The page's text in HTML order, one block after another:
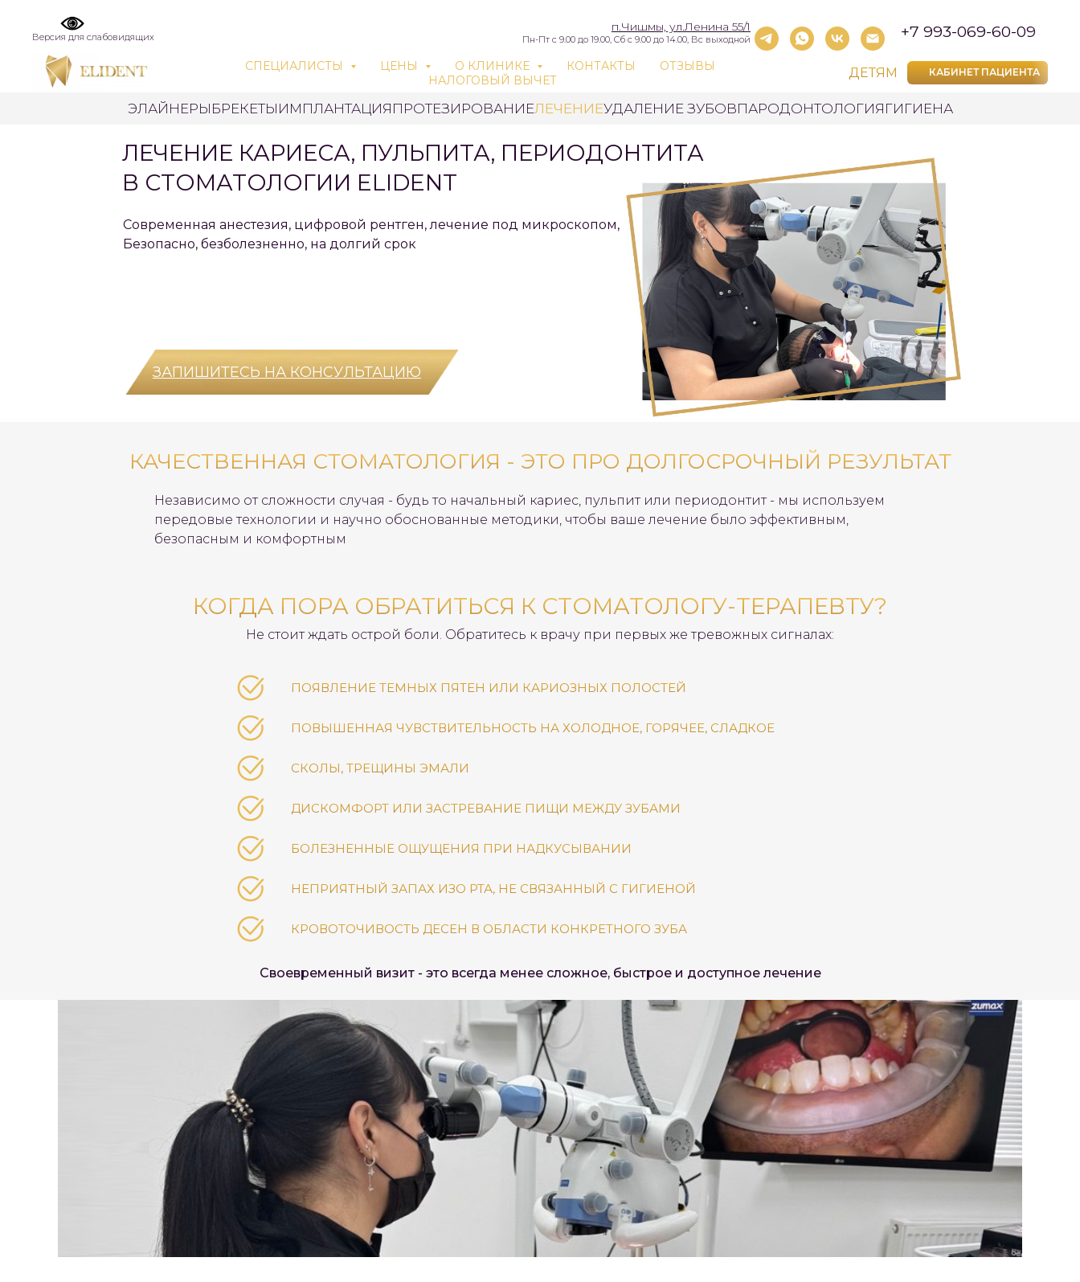
Версия для слабовидящих
п.Чишмы, ул.Ленина 55/1
Пн-Пт с 9.00 до 19.00, Сб с 9.00 до 14.00, Вс выходной +7 993-069-60-09
СПЕЦИАЛИСТЫ ЦЕНЫ О КЛИНИКЕ КОНТАКТЫ
ОТЗЫВЫ
НАЛОГОВЫЙ ВЫЧЕТ
ДЕТЯМ КАБИНЕТ ПАЦИЕНТА
ЭЛАЙНЕРЫ БРЕКЕТЫ ИМПЛАНТАЦИЯ ПРОТЕЗИРОВАНИЕЛЕЧЕНИЕУДАЛЕНИЕ ЗУБОВПАРОДОНТОЛОГИЯ ГИГИЕНА
ЛЕЧЕНИЕ КАРИЕСА, ПУЛЬПИТА, ПЕРИОДОНТИТА
В СТОМАТОЛОГИИ ELIDENT
Современная анестезия, цифровой рентген, лечение под микроскопом,
Безопасно, безболезненно, на долгий срок
ЗАПИШИТЕСЬ НА КОНСУЛЬТАЦИЮ
КАЧЕСТВЕННАЯ СТОМАТОЛОГИЯ - ЭТО ПРО ДОЛГОСРОЧНЫЙ РЕЗУЛЬТАТ
Независимо от сложности случая - будь то начальный кариес, пульпит или периодонтит - мы используем
передовые технологии и научно обоснованные методики, чтобы ваше лечение было эффективным,
безопасным и комфортным
КОГДА ПОРА ОБРАТИТЬСЯ К СТОМАТОЛОГУ-ТЕРАПЕВТУ?
Не стоит ждать острой боли. Обратитесь к врачу при первых же тревожных сигналах:
ПОЯВЛЕНИЕ ТЕМНЫХ ПЯТЕН ИЛИ КАРИОЗНЫХ ПОЛОСТЕЙ
ПОВЫШЕННАЯ ЧУВСТВИТЕЛЬНОСТЬ НА ХОЛОДНОЕ, ГОРЯЧЕЕ, СЛАДКОЕ
СКОЛЫ, ТРЕЩИНЫ ЭМАЛИ
ДИСКОМФОРТ ИЛИ ЗАСТРЕВАНИЕ ПИЩИ МЕЖДУ ЗУБАМИ
БОЛЕЗНЕННЫЕ ОЩУЩЕНИЯ ПРИ НАДКУСЫВАНИИ
НЕПРИЯТНЫЙ ЗАПАХ ИЗО РТА, НЕ СВЯЗАННЫЙ С ГИГИЕНОЙ
КРОВОТОЧИВОСТЬ ДЕСЕН В ОБЛАСТИ КОНКРЕТНОГО ЗУБА
Своевременный визит - это всегда менее сложное, быстрое и доступное лечение